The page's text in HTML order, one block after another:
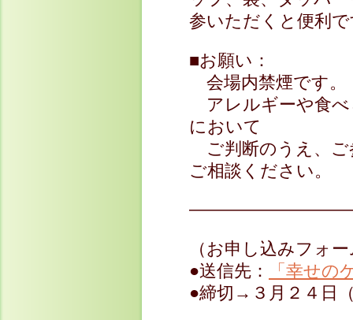
参いただくと便利
■お願い：
会場内禁煙です。
アレルギーや食べ
において
ご判断のうえ、ご
ご相談ください。
（お申し込みフォ
●送信先：
「幸せの
●締切→３月２４日